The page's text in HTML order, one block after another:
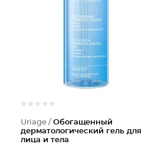
Uriage / Обогащенный
дерматологический гель для
лица и тела